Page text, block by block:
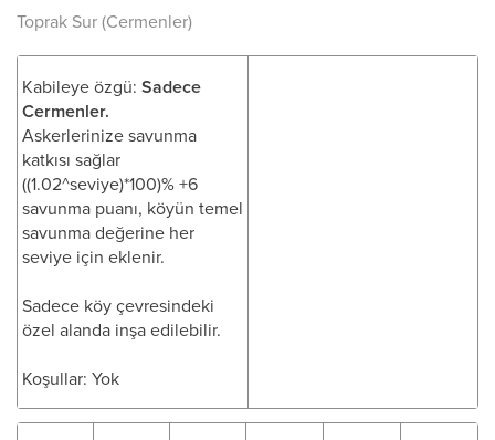
Toprak Sur (Cermenler)
Kabileye özgü: Sadece
Cermenler.
Askerlerinize savunma
katkısı sağlar
((1.02^seviye)*100)% +6
savunma puanı, köyün temel
savunma değerine her
seviye için eklenir.
Sadece köy çevresindeki
özel alanda inşa edilebilir.
Koşullar: Yok